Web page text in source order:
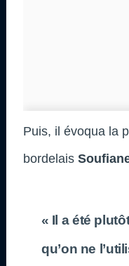
Puis, il évoqua la
bordelais
« Il a été
qu’on ne